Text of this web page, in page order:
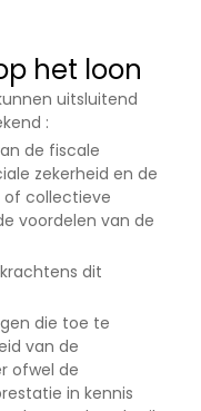
het loon
uitsluitend
:
de fiscale
zekerheid en de
of collectieve
voordelen van de
dit
die toe te
van de
ofwel de
in kennis